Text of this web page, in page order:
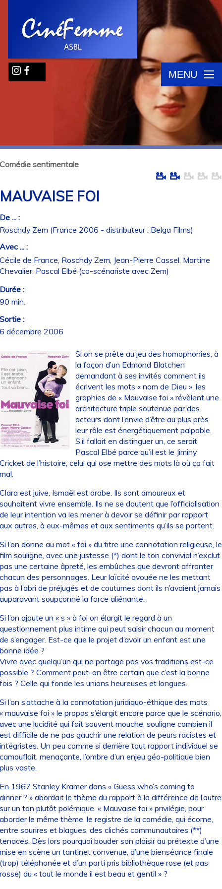
MENU
sentimentale
FOI
... :
Zem (France 2006 - distributeur : Belga Films)
... :
de France, Roschdy Zem, Jean-Pierre Cassel, Martine
Pascal Elbé (co-scénariste avec Zem)
:
min.
:
décembre 2006
Si on se prête au jeu des homophonies, à
la façon d’un Edmond Blatchen
demandant à ses invités comment ils
écrivent les mots « nom de Dieu », les
graphies de « Mauvaise foi » révèlent une
architecture triple soutenue par des
acteurs dont l’envie d’être au plus près
leur rôle est énergétiquement palpable.
S’il fallait en distinguer un, ce serait
Pascal Elbé parce qu’il est le Jiminy
de l’histoire, celui qui ose mettre des mots là où ça fait
est juive, Ismaël est arabe. Ils sont amoureux et
vivre ensemble. Ils ne se doutent que l’officialisation
leur intention va les mener à devoir se définir par rapport
autres, à eux-mêmes et aux sentiments qu’ils se portent.
l’on donne au mot « foi » du titre une connotation religieuse, le
souligne, avec une justesse (*) dont le ton convivial n’exclut
une certaine âpreté, les embûches que devront affronter
des personnages. Leur laïcité avouée ne les mettant
à l’abri de préjugés et de coutumes dont ils n’avaient jamais
soupçonné la force aliénante.
l’on ajoute un « s » à foi on élargit le regard à un
plus intime qui peut saisir chacun au moment
s’engager. Est-ce que le projet d’avoir un enfant est une
idée ?
avec quelqu’un qui ne partage pas vos traditions est-ce
? Comment peut-on être certain que c’est la bonne
? Celle qui fonde les unions heureuses et longues.
l’on s’attache à la connotation juridiquo-éthique des mots
mauvaise foi » le propos s’élargit encore parce que le scénario,
une lucidité qui fait souvent mouche, souligne combien il
difficile de ne pas gauchir une relation de peurs racistes et
Un peu comme si derrière tout rapport individuel se
menaçante, l’ombre d’un enjeu géo-politique bien
vaste.
1967 Stanley Kramer dans « Guess who’s coming to
? » abordait le thème du rapport à la différence de l’autre
un ton plutôt polémique. « Mauvaise foi » privilégie, pour
le même thème, le registre de la comédie, qui écorne,
sourires et blagues, des clichés communautaires (**)
Dès lors pourquoi bouder son plaisir au prétexte d’une
en scène un tantinet convenue, d’une bienséance finale
téléphonée et d’un parti pris bibliothèque rose (et pas
du « tout le monde il est beau et gentil » ?